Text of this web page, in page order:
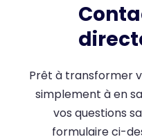
Prêt à transformer
simplement à en
vos questions
formulaire ci-